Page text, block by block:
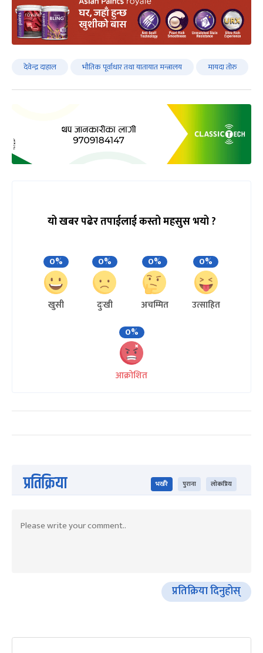
देवेन्द्र दाहाल भौतिक पूर्वाधार तथा यातायात मन्त्रालय मायदा तोरु
यो खबर पढेर तपाईलाई कस्तो महसुस भयो ?
0%
खुसी
0%
दुःखी
0%
अचम्मित
0%
उत्साहित
0%
आक्रोशित
प्रतिक्रिया भर्खरै पुराना लोकप्रिय
प्रतिक्रिया दिनुहोस्